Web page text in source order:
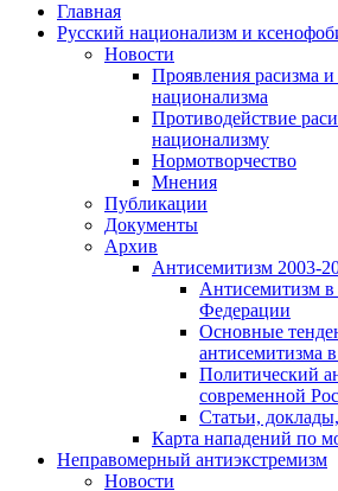
Главная
Русский национализм и
Новости
Проявления расизма и
национализма
Противодействие
национализму
Нормотворчество
Мнения
Публикации
Документы
Архив
Антисемитизм 2003-
Антисемитизм в
Федерации
Основные
антисемитизма
Политический
современной
Статьи,
Карта нападений по
Неправомерный антиэкстремизм
Новости